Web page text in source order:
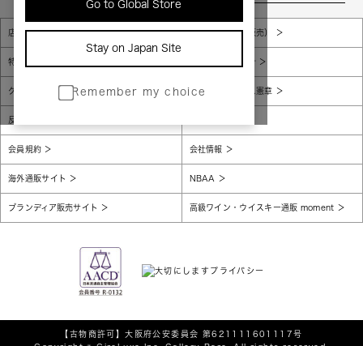
Go to Global Store
Stay on Japan Site
Remember my choice
店舗一覧 販売規約（店頭販売）
特定商取引法に基づく表示 個人情報保護方針
グローバルプライバシーポリシー コンプライアンス憲章
反社会的勢力に対する基本方針
会員規約 会社情報
海外通販サイト NBAA
ブランディア販売サイト 高級ワイン・ウイスキー通販 moment
【古物商許可】大阪府公安委員会 第621111601117号